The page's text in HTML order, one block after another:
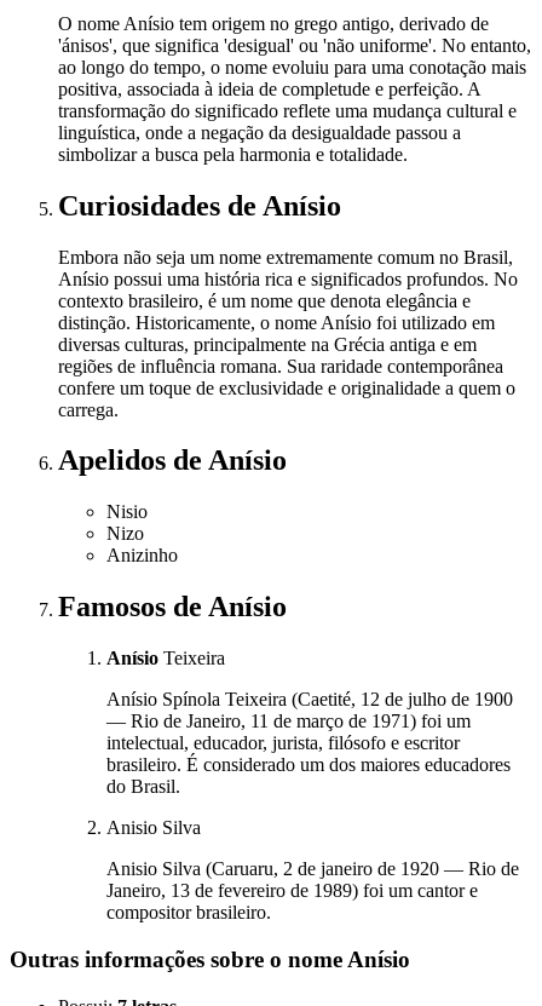
O nome Anísio tem origem no grego antigo, derivado de
'ánisos', que significa 'desigual' ou 'não uniforme'. No entanto,
ao longo do tempo, o nome evoluiu para uma conotação mais
positiva, associada à ideia de completude e perfeição. A
transformação do significado reflete uma mudança cultural e
linguística, onde a negação da desigualdade passou a
simbolizar a busca pela harmonia e totalidade.
Curiosidades de Anísio
Embora não seja um nome extremamente comum no Brasil,
Anísio possui uma história rica e significados profundos. No
contexto brasileiro, é um nome que denota elegância e
distinção. Historicamente, o nome Anísio foi utilizado em
diversas culturas, principalmente na Grécia antiga e em
regiões de influência romana. Sua raridade contemporânea
confere um toque de exclusividade e originalidade a quem o
carrega.
Apelidos de Anísio
Nisio
Nizo
Anizinho
Famosos de Anísio
Anísio Teixeira
Anísio Spínola Teixeira (Caetité, 12 de julho de 1900
— Rio de Janeiro, 11 de março de 1971) foi um
intelectual, educador, jurista, filósofo e escritor
brasileiro. É considerado um dos maiores educadores
do Brasil.
Anisio Silva
Anisio Silva (Caruaru, 2 de janeiro de 1920 — Rio de
Janeiro, 13 de fevereiro de 1989) foi um cantor e
compositor brasileiro.
Outras informações sobre o nome Anísio